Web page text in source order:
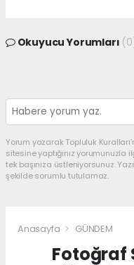
Okuyucu Yorumları
Yorum yazarak Topluluk
sitesine yaptığınız
tek başınıza üstleniyorsunuz.
şekilde sorumlu tutulamaz.
Anasayfa GÜNDEM
Fotoğraf